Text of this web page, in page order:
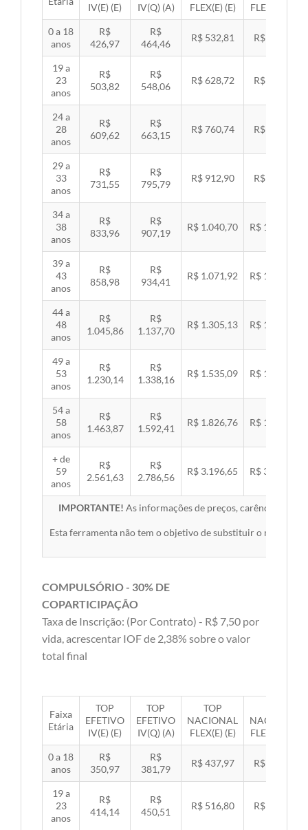
IV(E) (E)
IV(Q) (A)
FLEX(E) (E)
FLEX(Q) (A)
0 a 18
anos
R$
426,97
R$
464,46
R$ 532,81 R$ 549,06
19 a
23
anos
R$
503,82
R$
548,06
R$ 628,72 R$ 647,89
24 a
28
anos
R$
609,62
R$
663,15
R$ 760,74 R$ 783,94
29 a
33
anos
R$
731,55
R$
795,79
R$ 912,90 R$ 940,74
34 a
38
anos
R$
833,96
R$
907,19
R$ 1.040,70 R$ 1.072,43
39 a
43
anos
R$
858,98
R$
934,41
R$ 1.071,92 R$ 1.104,60
44 a
48
anos
R$
1.045,86
R$
1.137,70
R$ 1.305,13 R$ 1.344,92
49 a
53
anos
R$
1.230,14
R$
1.338,16
R$ 1.535,09 R$ 1.581,89
54 a
58
anos
R$
1.463,87
R$
1.592,41
R$ 1.826,76 R$ 1.882,45
+ de
59
anos
R$
2.561,63
R$
2.786,56
R$ 3.196,65 R$ 3.294,10
IMPORTANTE! As informações de preços, carências,
Esta ferramenta não tem o objetivo de substituir o material
COMPULSÓRIO - 30% DE
COPARTICIPAÇÃO
Taxa de Inscrição: (Por Contrato) - R$ 7,50 por
vida, acrescentar IOF de 2,38% sobre o valor
total final
Faixa
Etária
TOP
EFETIVO
IV(E) (E)
TOP
EFETIVO
IV(Q) (A)
TOP
NACIONAL
FLEX(E) (E)
NACIONAL
FLEX(Q) (A)
0 a 18
anos
R$
350,97
R$
381,79
R$ 437,97 R$ 451,33
19 a
23
anos
R$
414,14
R$
450,51
R$ 516,80 R$ 532,57